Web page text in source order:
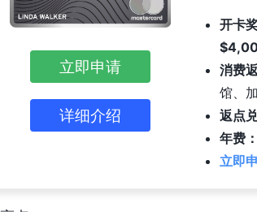
立即申请
详细介绍
开卡
消费
馆、
返点
年费
立即